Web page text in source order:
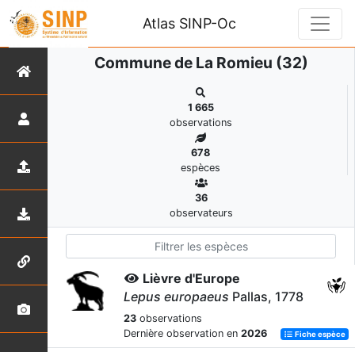
Atlas SINP-Oc
Commune de La Romieu (32)
1 665
observations
678
espèces
36
observateurs
Lièvre d'Europe
Lepus europaeus Pallas, 1778
23 observations
Dernière observation en 2026 Fiche espèce